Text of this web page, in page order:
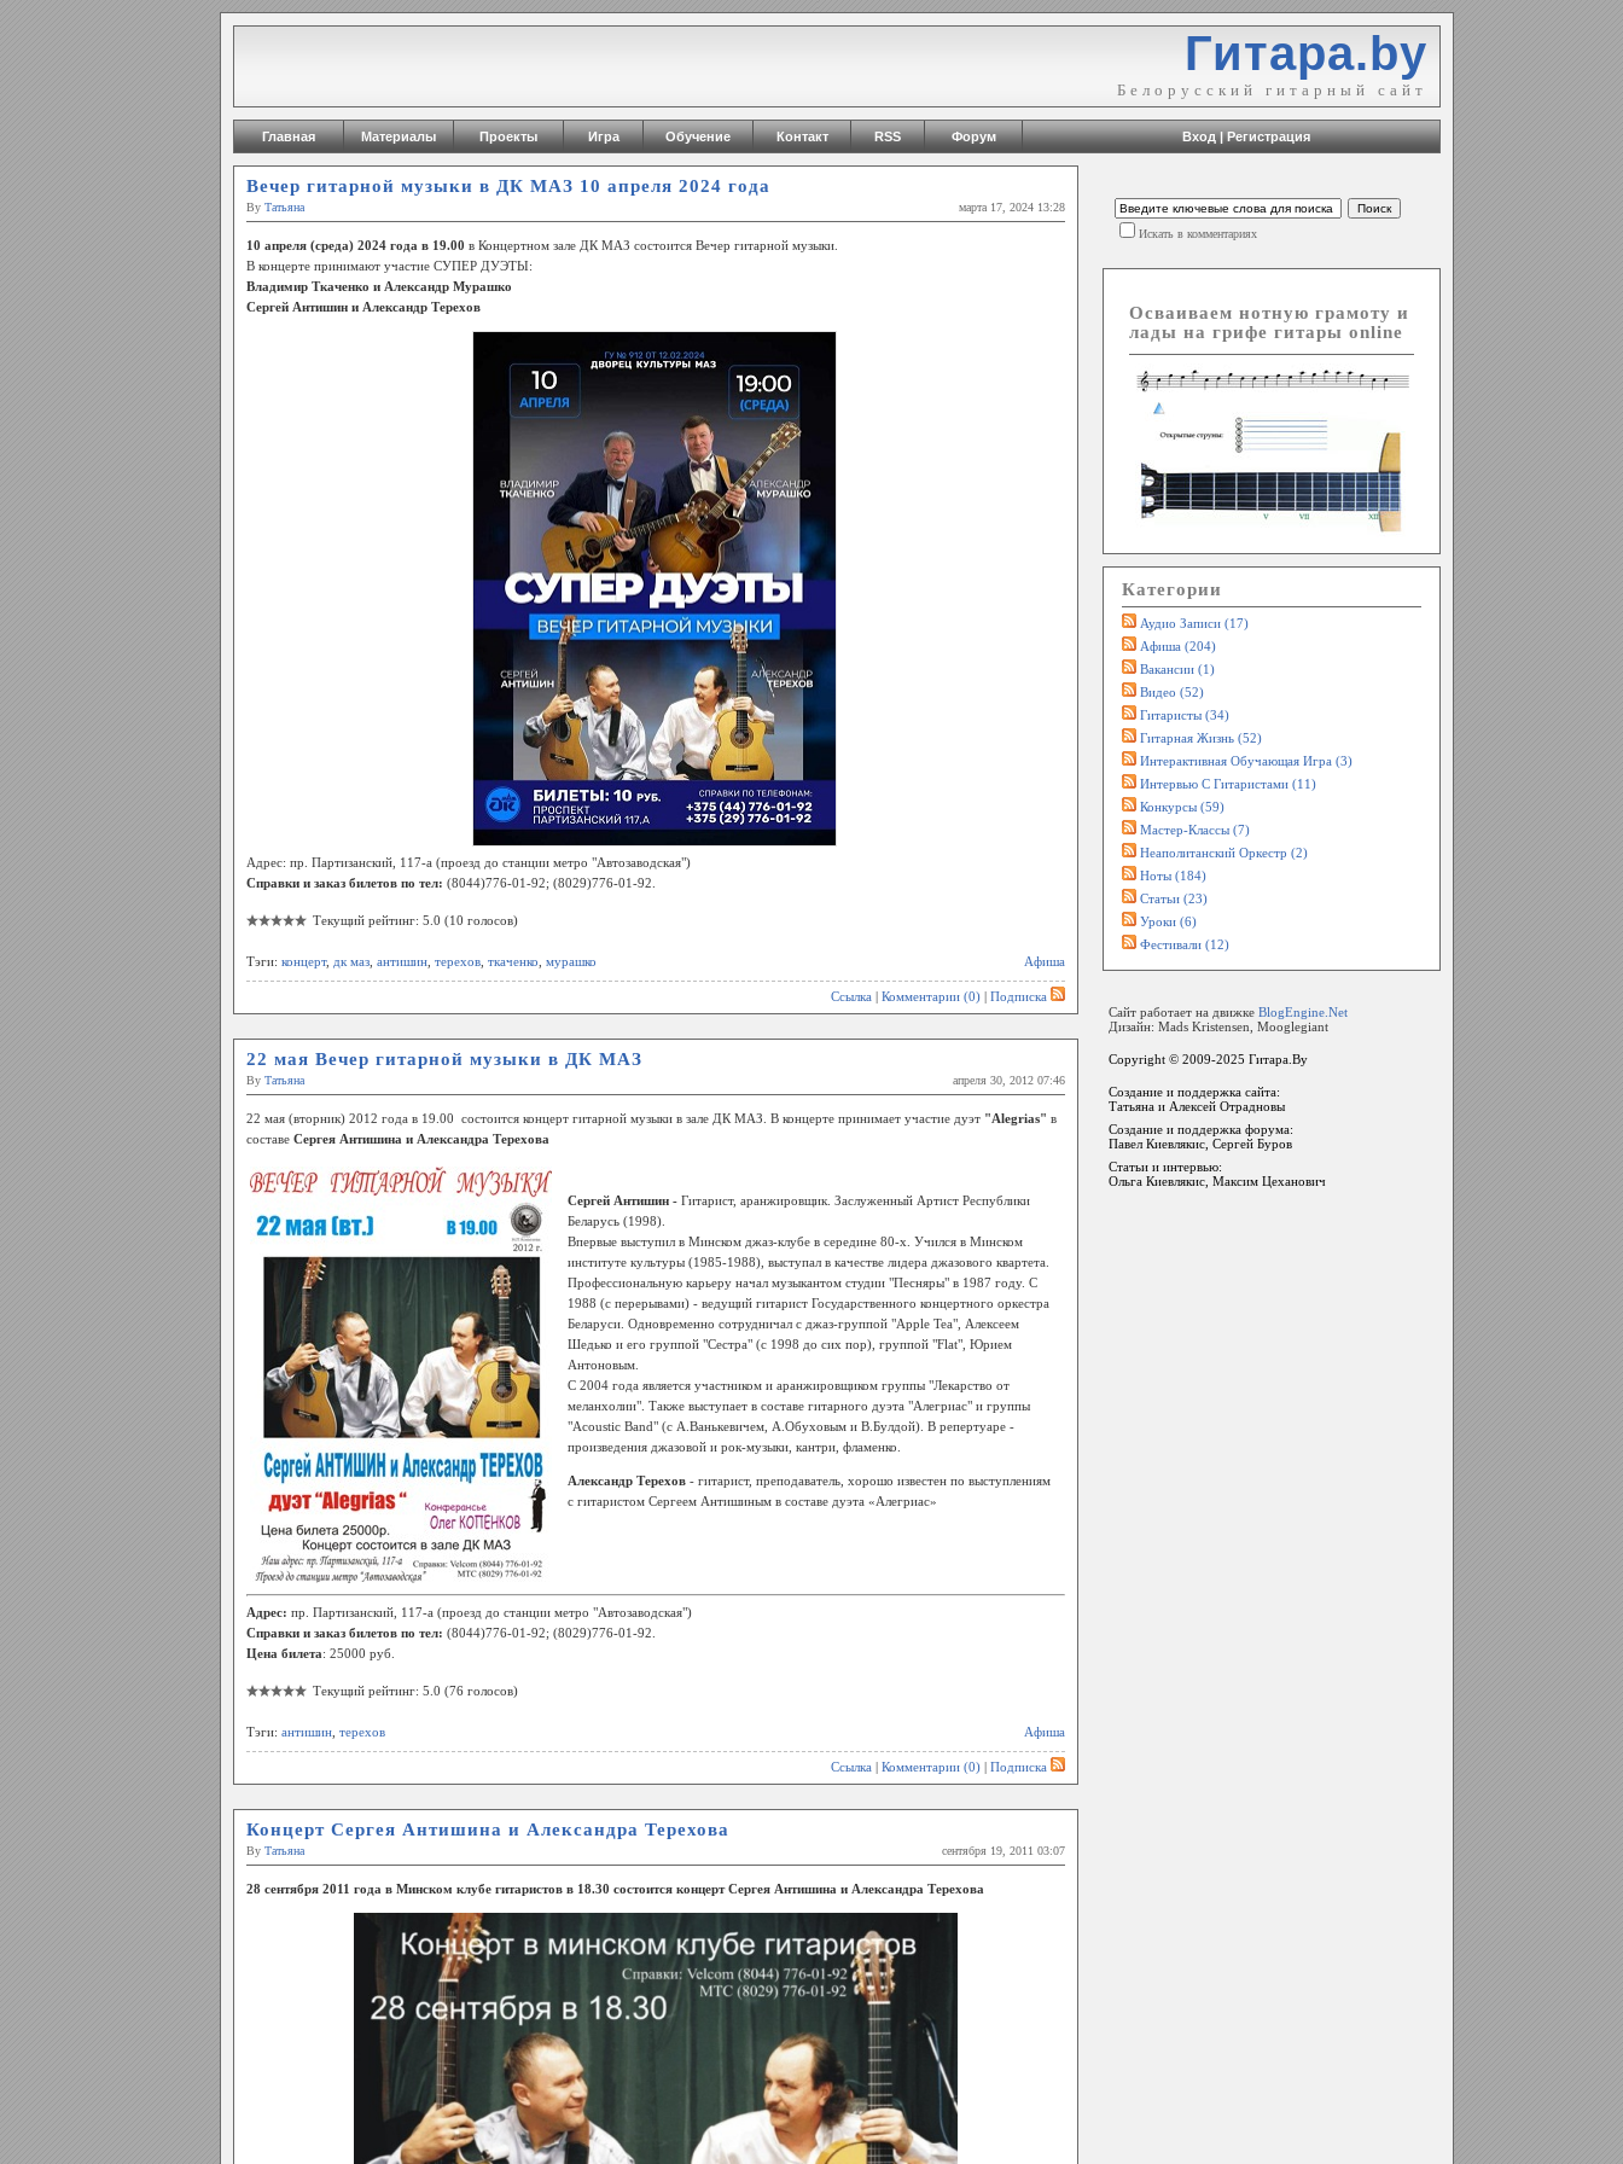
Гитара.by
Белорусский гитарный сайт
Главная Материалы Проекты Игра Обучение Контакт RSS Форум Вход|Регистрация
Вечер гитарной музыки в ДК МАЗ 10 апреля 2024 года
By Татьяна марта 17, 2024 13:28
10 апреля (среда) 2024 года в 19.00 в Концертном зале ДК МАЗ состоится Вечер гитарной музыки.
В концерте принимают участие СУПЕР ДУЭТЫ:
Владимир Ткаченко и Александр Мурашко
Сергей Антишин и Александр Терехов
Адрес: пр. Партизанский, 117-а (проезд до станции метро "Автозаводская")
Справки и заказ билетов по тел: (8044)776-01-92; (8029)776-01-92.
Текущий рейтинг: 5.0 (10 голосов)
Тэги: концерт, дк маз антишин терехов ткаченко мурашко Афиша
Ссылка | Комментарии (0) | Подписка
22 мая Вечер гитарной музыки в ДК МАЗ
By Татьяна апреля 30, 2012 07:46
22 мая (вторник) 2012 года в 19.00 состоится концерт гитарной музыки в зале ДК МАЗ. В концерте принимает участие дуэт "Alegrias" в
составе Сергея Антишина и Александра Терехова
Сергей Антишин - Гитарист, аранжировщик. Заслуженный Артист Республики
Беларусь (1998).
Впервые выступил в Минском джаз-клубе в середине 80-х. Учился в Минском
институте культуры (1985-1988), выступал в качестве лидера джазового квартета.
Профессиональную карьеру начал музыкантом студии "Песняры" в 1987 году. С
1988 (с перерывами) - ведущий гитарист Государственного концертного оркестра
Беларуси. Одновременно сотрудничал с джаз-группой "Apple Tea", Алексеем
Шедько и его группой "Сестра" (с 1998 до сих пор), группой "Flat", Юрием
Антоновым.
С 2004 года является участником и аранжировщиком группы "Лекарство от
меланхолии". Также выступает в составе гитарного дуэта "Алегриас" и группы
"Acoustic Band" (c А.Ванькевичем, А.Обуховым и В.Булдой). В репертуаре -
произведения джазовой и рок-музыки, кантри, фламенко.
Александр Терехов - гитарист, преподаватель, хорошо известен по выступлениям
с гитаристом Сергеем Антишиным в составе дуэта «Алегриас»
Адрес: пр. Партизанский, 117-а (проезд до станции метро "Автозаводская")
Справки и заказ билетов по тел: (8044)776-01-92; (8029)776-01-92.
Цена билета: 25000 руб.
Текущий рейтинг: 5.0 (76 голосов)
Тэги: антишин терехов Афиша
Ссылка | Комментарии (0) | Подписка
Концерт Сергея Антишина и Александра Терехова
By Татьяна сентября 19, 2011 03:07
28 сентября 2011 года в Минском клубе гитаристов в 18.30 состоится концерт Сергея Антишина и Александра Терехова
Искать в комментариях
Осваиваем нотную грамоту и
лады на грифе гитары online
Категории
Аудио Записи (17)
Афиша (204)
Вакансии (1)
Видео (52)
Гитаристы (34)
Гитарная Жизнь (52)
Интерактивная Обучающая Игра (3)
Интервью С Гитаристами (11)
Конкурсы (59)
Мастер-Классы (7)
Неаполитанский Оркестр (2)
Ноты (184)
Статьи (23)
Уроки (6)
Фестивали (12)
Сайт работает на движке BlogEngine.Net
Дизайн: Mads Kristensen, Mooglegiant
Copyright © 2009-2025 Гитара.By
Создание и поддержка сайта:
Татьяна и Алексей Отрадновы
Создание и поддержка форума:
Павел Киевлякис, Сергей Буров
Статьи и интервью:
Ольга Киевлякис, Максим Цеханович